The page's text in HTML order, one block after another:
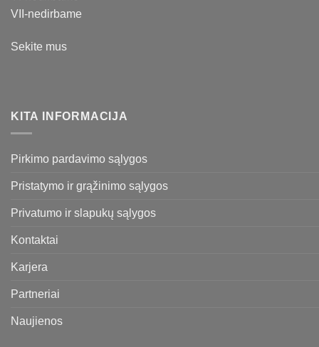
VII-nedirbame
Sekite mus
KITA INFORMACIJA
Pirkimo pardavimo sąlygos
Pristatymo ir grąžinimo sąlygos
Privatumo ir slapukų sąlygos
Kontaktai
Karjera
Partneriai
Naujienos